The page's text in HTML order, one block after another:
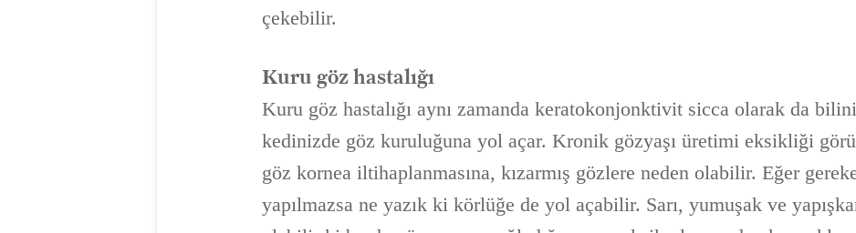
çekebilir.
Kuru göz hastalığı
Kuru göz hastalığı aynı zamanda keratokonjonktivit sicca olarak da
kedinizde göz kuruluğuna yol açar. Kronik gözyaşı üretimi eksikliği
göz kornea iltihaplanmasına, kızarmış gözlere neden olabilir. Eğer
yapılmazsa ne yazık ki körlüğe de yol açabilir. Sarı, yumuşak ve